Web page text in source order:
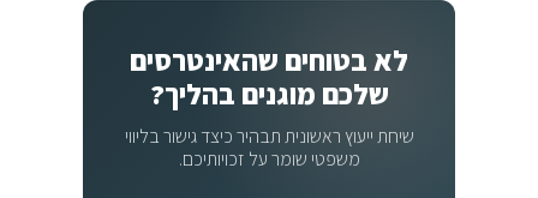
לא בטוחים שהאינטרסים
שלכם מוגנים בהליך?
שיחת ייעוץ ראשונית תבהיר כיצד גישור בליווי
משפטי שומר על זכויותיכם.